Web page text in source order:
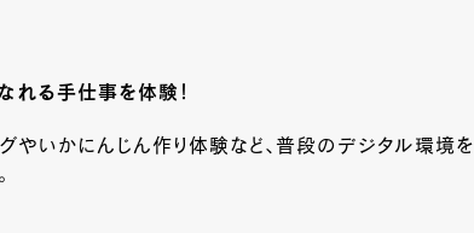
る手仕事を体験！
やいかにんじん作り体験など、普段のデジタル環境を